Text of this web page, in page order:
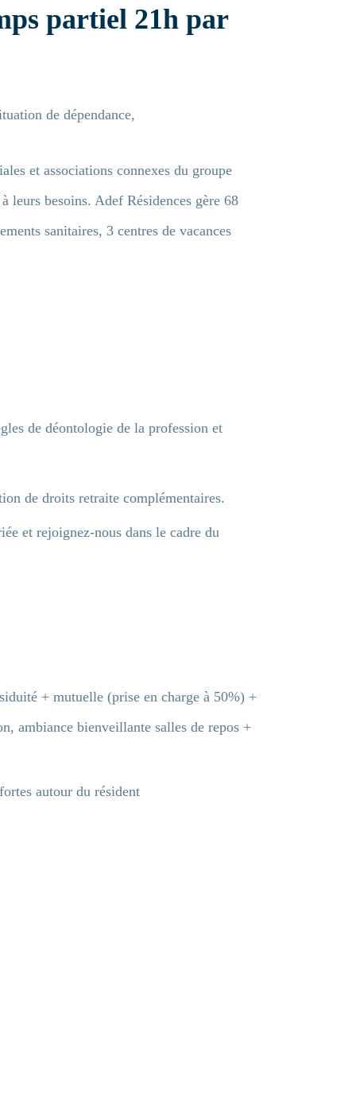
partiel 21h par
de dépendance,
et associations connexes du groupe
leurs besoins. Adef Résidences gère 68
sanitaires, 3 centres de vacances
de déontologie de la profession et
de droits retraite complémentaires.
et rejoignez-nous dans le cadre du
+ mutuelle (prise en charge à 50%) +
ambiance bienveillante salles de repos +
autour du résident